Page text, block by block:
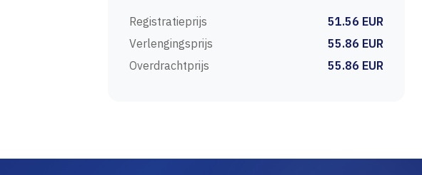
Registratieprijs
51.56 EUR
Verlengingsprijs
55.86 EUR
Overdrachtprijs
55.86 EUR